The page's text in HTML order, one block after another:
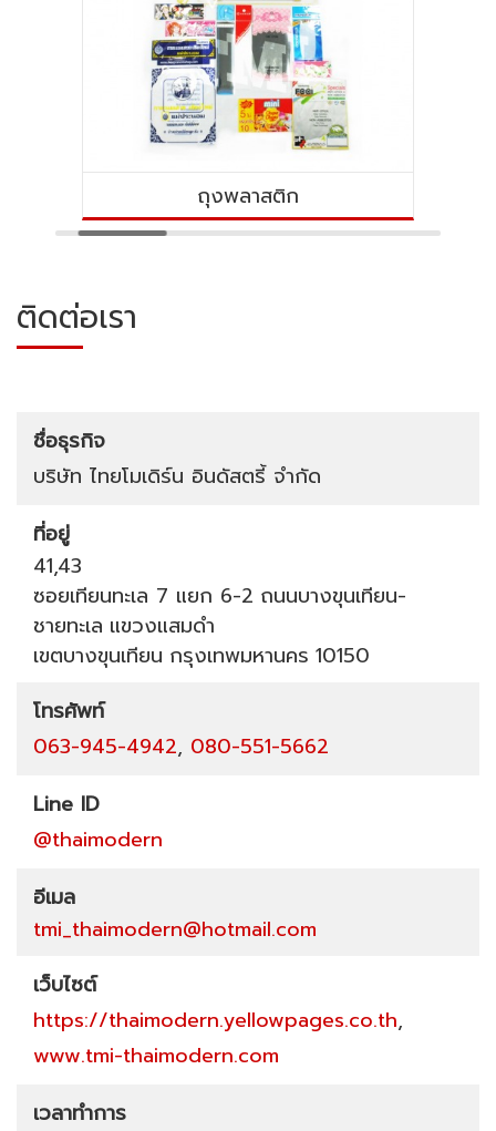
ถุงพลาสติก
ติดต่อเรา
ชื่อธุรกิจ
บริษัท ไทยโมเดิร์น อินดัสตรี้ จำกัด
ที่อยู่
41,43
ซอยเทียนทะเล 7 แยก 6-2 ถนนบางขุนเทียน-
ชายทะเล แขวงแสมดำ
เขตบางขุนเทียน กรุงเทพมหานคร 10150
โทรศัพท์
063-945-4942, 080-551-5662
Line ID
@thaimodern
อีเมล
tmi_thaimodern@hotmail.com
เว็บไซต์
https://thaimodern.yellowpages.co.th,
www.tmi-thaimodern.com
เวลาทำการ